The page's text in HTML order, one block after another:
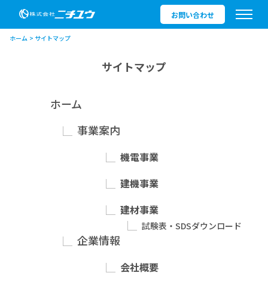
お問い合わせ
ホーム サイトマップ
サイトマップ
ホーム
事業案内
機電事業
建機事業
建材事業
試験表・SDSダウンロード
企業情報
会社概要